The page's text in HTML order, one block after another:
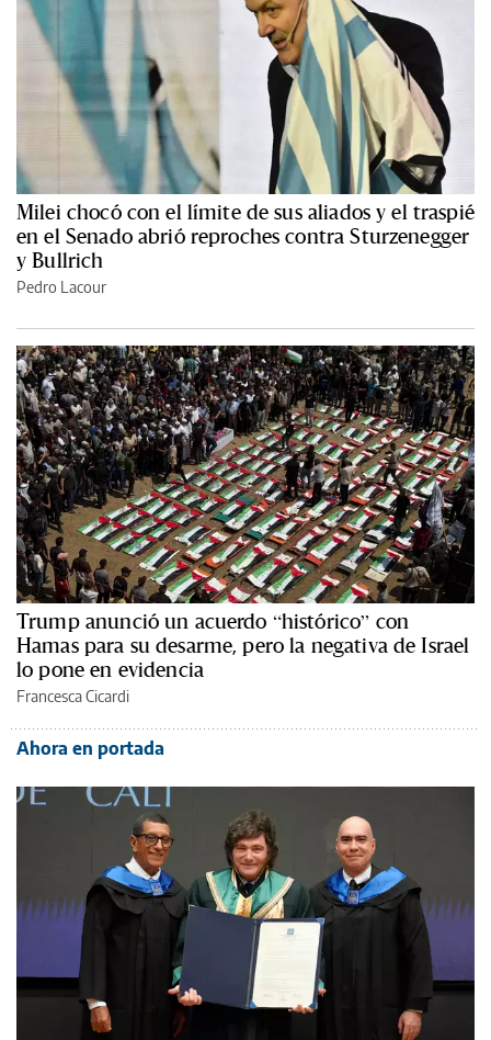
Milei chocó con el límite de sus aliados y el traspié
en el Senado abrió reproches contra Sturzenegger
y Bullrich
Pedro Lacour
Trump anunció un acuerdo “histórico” con
Hamas para su desarme, pero la negativa de Israel
lo pone en evidencia
Francesca Cicardi
Ahora en portada